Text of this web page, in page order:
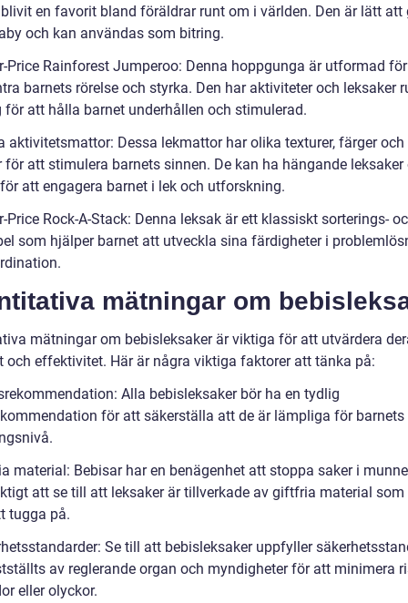
en favorit bland föräldrar runt om i världen. Den är lätt att
och kan användas som bitring.
Price Rainforest Jumperoo: Denna hoppgunga är utformad
barnets rörelse och styrka. Den har aktiviteter och leksaker
för att hålla barnet underhållen och stimulerad.
aktivitetsmattor: Dessa lekmattor har olika texturer, färger och
för att stimulera barnets sinnen. De kan ha hängande leksaker
att engagera barnet i lek och utforskning.
Price Rock-A-Stack: Denna leksak är ett klassiskt sorterings-
som hjälper barnet att utveckla sina färdigheter i
mätningar om
mätningar om bebisleksaker är viktiga för att utvärdera
och effektivitet. Här är några viktiga faktorer att tänka på:
Alla bebisleksaker bör ha en tydlig
för att säkerställa att de är lämpliga för barnets
material: Bebisar har en benägenhet att stoppa saker i
att se till att leksaker är tillverkade av giftfria material som
tugga på.
Se till att bebisleksaker uppfyller
av reglerande organ och myndigheter för att minimera
eller olyckor.